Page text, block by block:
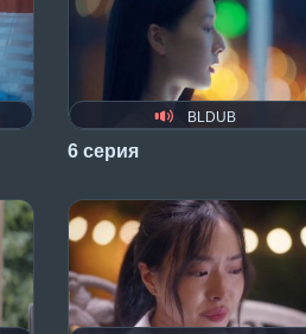
BLDUB
6 серия